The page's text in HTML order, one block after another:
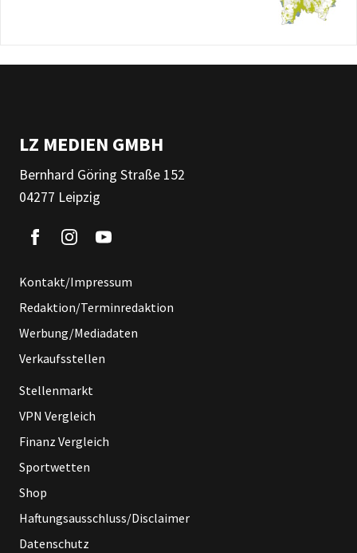
LZ MEDIEN GMBH
Bernhard Göring Straße 152
04277 Leipzig
Kontakt/Impressum
Redaktion/Terminredaktion
Werbung/Mediadaten
Verkaufsstellen
Stellenmarkt
VPN Vergleich
Finanz Vergleich
Sportwetten
Shop
Haftungsausschluss/Disclaimer
Datenschutz